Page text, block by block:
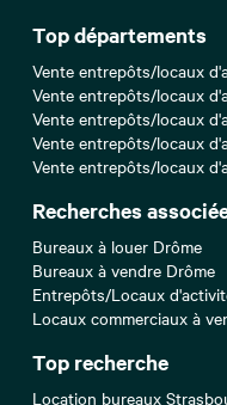
Top départements
Vente entrepôts/locaux
Vente entrepôts/locaux
Vente entrepôts/locaux
Vente entrepôts/locaux
Vente entrepôts/locaux
Recherches
Bureaux à louer Drôme
Bureaux à vendre Drôme
Entrepôts/Locaux
Locaux commerciaux à
Top recherche
Location bureaux